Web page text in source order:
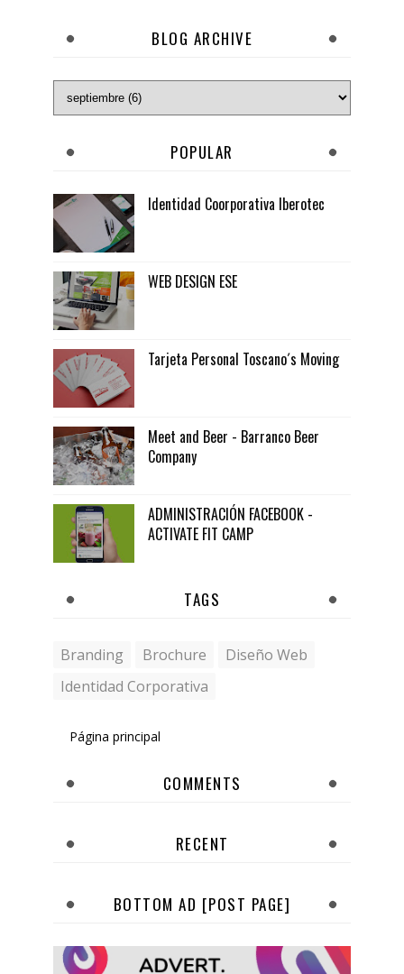
BLOG ARCHIVE
POPULAR
Identidad Coorporativa Iberotec
WEB DESIGN ESE
Tarjeta Personal Toscano´s Moving
Meet and Beer - Barranco Beer
Company
ADMINISTRACIÓN FACEBOOK -
ACTIVATE FIT CAMP
TAGS
Branding Brochure
Diseño Web
Identidad Corporativa
Página principal
COMMENTS
RECENT
BOTTOM AD [POST PAGE]